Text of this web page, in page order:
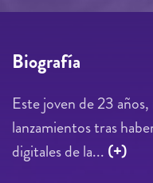
Biografía
Este joven de 23
lanzamientos tras
digitales de la... (+)